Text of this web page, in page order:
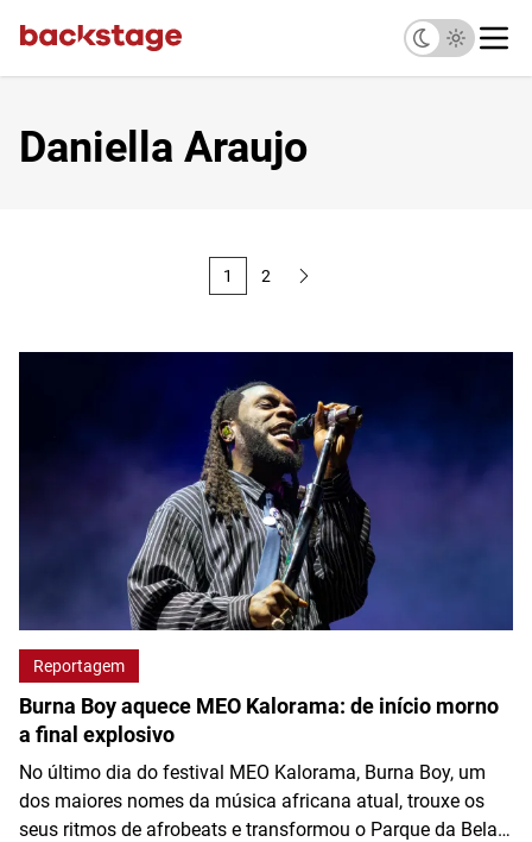
Daniella Araujo
1 2
Reportagem
Burna Boy aquece MEO Kalorama: de início morno
a final explosivo
No último dia do festival MEO Kalorama, Burna Boy, um
dos maiores nomes da música africana atual, trouxe os
seus ritmos de afrobeats e transformou o Parque da Bela